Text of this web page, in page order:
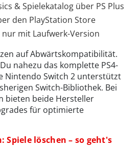
& Spielekatalog über PS Plus
den PlayStation Store
nur mit Laufwerk-Version
auf Abwärtskompatibilität.
nahezu das komplette PS4-
Nintendo Switch 2 unterstützt
Switch-Bibliothek. Bei
bieten beide Hersteller
für optimierte
Spiele löschen – so geht's